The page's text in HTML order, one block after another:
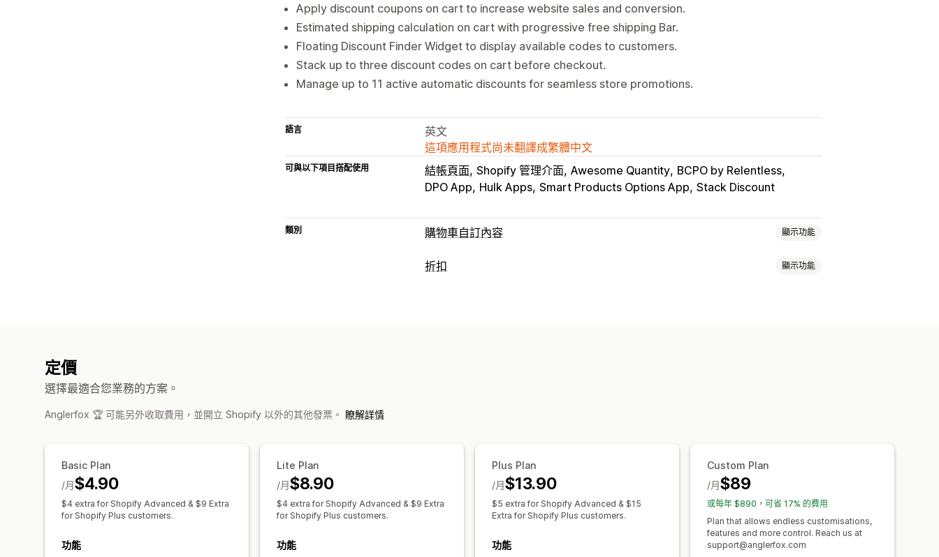
Apply discount coupons on cart to increase website sales and conversion.
Estimated shipping calculation on cart with progressive free shipping Bar.
Floating Discount Finder Widget to display available codes to customers.
Stack up to three discount codes on cart before checkout.
Manage up to 11 active automatic discounts for seamless store promotions.
語言
英文
這項應用程式尚未翻譯成繁體中文
可與以下項目搭配使用 結帳頁面 Shopify 管理介面 Awesome Quantity BCPO by Relentless
DPO App Hulk Apps Smart Products Options App Stack Discount
類別 購物車自訂內容 顯示功能
購物車顯示畫面
折扣 顯示功能
定價
選擇最適合您業務的方案。
Anglerfox 🏆 可能另外收取費用，並開立 Shopify 以外的其他發票。 瞭解詳情
Basic Plan
$4.90
/月
$4 extra for Shopify Advanced & $9 Extra
for Shopify Plus customers.
功能
Lite Plan
$8.90
/月
$4 extra for Shopify Advanced & $9 Extra
for Shopify Plus customers.
功能
Plus Plan
$13.90
/月
$5 extra for Shopify Advanced & $15
Extra for Shopify Plus customers.
功能
Custom Plan
$89
/月
或每年 $890，可省 17% 的費用
Plan that allows endless customisations,
features and more control. Reach us at
support@anglerfox.com